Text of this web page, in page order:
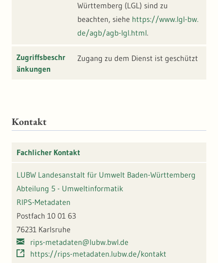
Württemberg (LGL) sind zu
beachten, siehe https://www.lgl-bw.
de/agb/agb-lgl.html.
Zugriffsbeschr
änkungen
Zugang zu dem Dienst ist geschützt
Kontakt
Fachlicher Kontakt
LUBW Landesanstalt für Umwelt Baden-Württemberg
Abteilung 5 - Umweltinformatik
RIPS-Metadaten
Postfach 10 01 63
76231 Karlsruhe
rips-metadaten@lubw.bwl.de
https://rips-metadaten.lubw.de/kontakt